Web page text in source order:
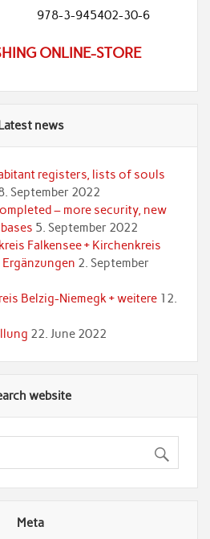
978-3-945402-30-6
ONLINE-STORE
news
registers, lists of souls
September 2022
– more security, new
5. September 2022
Falkensee + Kirchenkreis
2. September
Belzig-Niemegk + weitere 12.
22. June 2022
website
Meta